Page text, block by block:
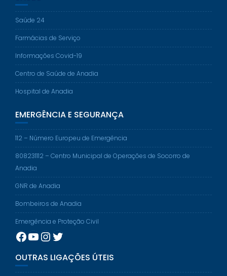
Saúde 24
Farmácias de Serviço
Informações Covid-19
Centro de Saúde de Anadia
Hospital de Anadia
EMERGÊNCIA E SEGURANÇA
112 – Número Europeu de Emergência
808231112 – Centro Municipal de Operações de Socorro de
Anadia
GNR de Anadia
Bombeiros de Anadia
Emergência e Proteção Civil
Facebook
YouTube
Instagram
Twitter
OUTRAS LIGAÇÕES ÚTEIS